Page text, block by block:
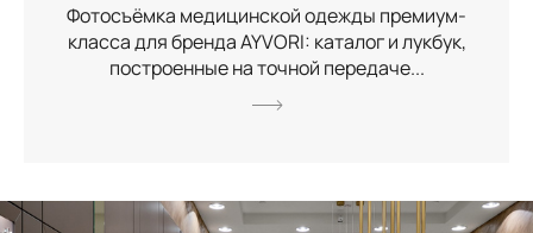
Фотосъёмка медицинской одежды премиум-
класса для бренда AYVORI: каталог и лукбук,
построенные на точной передаче...